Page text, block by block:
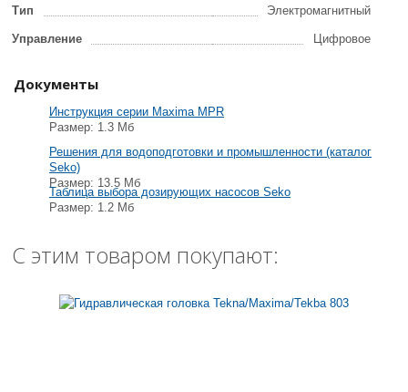
Тип Электромагнитный
Управление Цифровое
Документы
Инструкция серии Maxima MPR
Размер: 1.3 Мб
Решения для водоподготовки и промышленности (каталог
Seko)
Размер: 13.5 Мб
Таблица выбора дозирующих насосов Seko
Размер: 1.2 Мб
С этим товаром покупают: